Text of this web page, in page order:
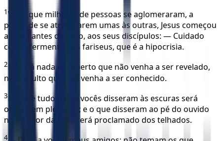
1Visto que milhares de pessoas se aglomeraram, a
ponto de se atropelarem umas às outras, Jesus começou
a dizer, antes de tudo, aos seus discípulos: — Cuidado
com o fermento dos fariseus, que é a hipocrisia.
2
Não há nada encoberto que não venha a ser revelado,
nem oculto que não venha a ser conhecido.
3
Porque tudo o que vocês disseram às escuras será
ouvido em plena luz; e o que disseram ao pé do ouvido
no interior da casa será proclamado dos telhados.
4